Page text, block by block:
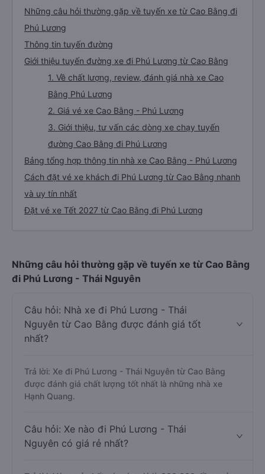
Những câu hỏi thường gặp về tuyến xe từ Cao Bằng đi
Phú Lương
Thông tin tuyến đường
Giới thiệu tuyến đường xe đi Phú Lương từ Cao Bằng
1. Về chất lượng, review, đánh giá nhà xe Cao
Bằng Phú Lương
2. Giá vé xe Cao Bằng - Phú Lương
3. Giới thiệu, tư vấn các dòng xe chạy tuyến
đường Cao Bằng đi Phú Lương
Bảng tổng hợp thông tin nhà xe Cao Bằng - Phú Lương
Cách đặt vé xe khách đi Phú Lương từ Cao Bằng nhanh
và uy tín nhất
Đặt vé xe Tết 2027 từ Cao Bằng đi Phú Lương
Những câu hỏi thường gặp về tuyến xe từ Cao Bằng
đi Phú Lương - Thái Nguyên
Câu hỏi: Nhà xe đi Phú Lương - Thái
Nguyên từ Cao Bằng được đánh giá tốt
nhất?
Trả lời: Xe đi Phú Lương - Thái Nguyên từ Cao Bằng
được đánh giá chất lượng tốt nhất là những nhà xe
Hạnh Quang.
Câu hỏi: Xe nào đi Phú Lương - Thái
Nguyên có giá rẻ nhất?